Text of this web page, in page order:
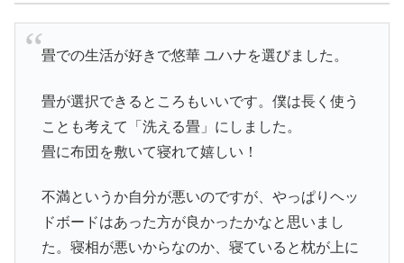
畳での生活が好きで悠華 ユハナを選びました。
畳が選択できるところもいいです。僕は長く使う
ことも考えて「洗える畳」にしました。
畳に布団を敷いて寝れて嬉しい！
不満というか自分が悪いのですが、やっぱりヘッ
ドボードはあった方が良かったかなと思いまし
た。寝相が悪いからなのか、寝ていると枕が上に